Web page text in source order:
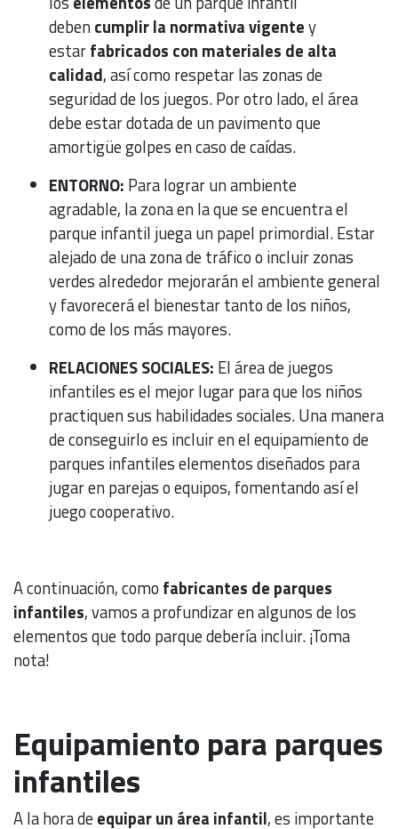
debencumplir la normativa vigentey
estarfabricados con materiales de alta
calidad, así como respetar las zonas de
seguridad de los juegos. Por otro lado, el área
debe estar dotada de un pavimento que
amortigüe golpes en caso de caídas.
ENTORNO: Para lograr un ambiente
agradable, la zona en la que se encuentra el
parque infantil juega un papel primordial. Estar
alejado de una zona de tráfico o incluir zonas
verdes alrededor mejorarán el ambiente general
y favorecerá el bienestar tanto de los niños,
como de los más mayores.
RELACIONES SOCIALES: El área de juegos
infantiles es el mejor lugar para que los niños
practiquen sus habilidades sociales. Una manera
de conseguirlo es incluir en el equipamiento de
parques infantiles elementos diseñados para
jugar en parejas o equipos, fomentando así el
juego cooperativo.
A continuación, como fabricantes de parques
infantiles, vamos a profundizar en algunos de los
elementos que todo parque debería incluir. ¡Toma
nota!
Equipamiento para parques
infantiles
A la hora deequipar un área infantil, es importante